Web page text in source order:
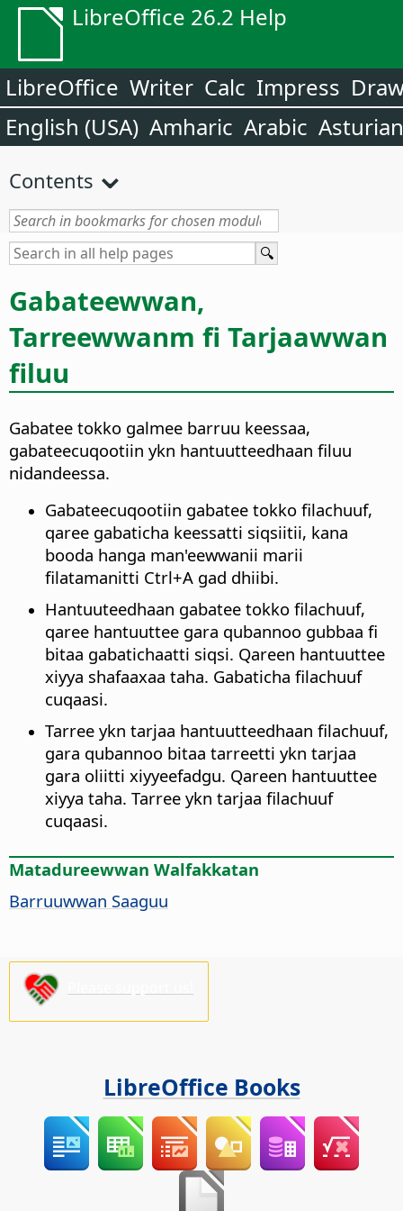
LibreOffice 26.2 Help
LibreOffice Writer Calc Impress
English (USA) Amharic Arabic Asturian
Contents
Gabateewwan,
Tarreewwanm fi Tarjaawwan
filuu
Gabatee tokko galmee barruu keessaa,
gabateecuqootiin ykn hantuutteedhaan filuu
nidandeessa.
Gabateecuqootiin gabatee tokko filachuuf,
qaree gabaticha keessatti siqsiitii, kana
booda hanga man'eewwanii marii
filatamanitti Ctrl+A gad dhiibi.
Hantuuteedhaan gabatee tokko filachuuf,
qaree hantuuttee gara qubannoo gubbaa fi
bitaa gabatichaatti siqsi. Qareen hantuuttee
xiyya shafaaxaa taha. Gabaticha filachuuf
cuqaasi.
Tarree ykn tarjaa hantuutteedhaan filachuuf,
gara qubannoo bitaa tarreetti ykn tarjaa
gara oliitti xiyyeefadgu. Qareen hantuuttee
xiyya taha. Tarree ykn tarjaa filachuuf
cuqaasi.
Matadureewwan Walfakkatan
Barruuwwan Saaguu
LibreOffice Books